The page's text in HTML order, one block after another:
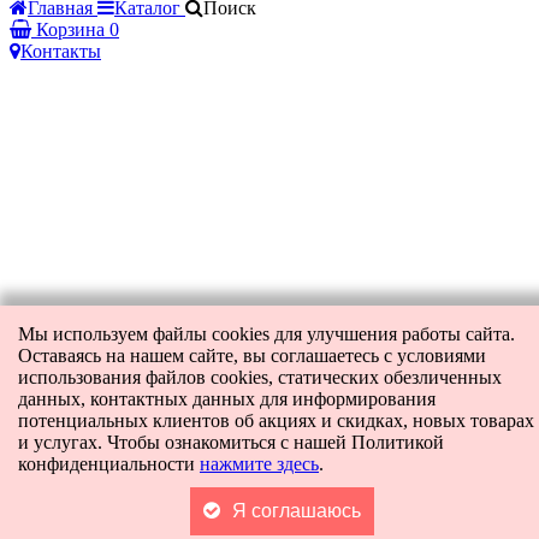
Главная Каталог
Поиск
Корзина 0
Контакты
Мы используем файлы cookies для улучшения работы сайта.
Оставаясь на нашем сайте, вы соглашаетесь с условиями
использования файлов cookies, статических обезличенных
данных, контактных данных для информирования
потенциальных клиентов об акциях и скидках, новых товарах
и услугах. Чтобы ознакомиться с нашей Политикой
конфиденциальности нажмите здесь.
Я соглашаюсь